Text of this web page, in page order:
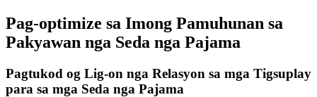
Pag-optimize sa Imong Pamuhunan sa
Pakyawan nga Seda nga Pajama
Pagtukod og Lig-on nga Relasyon sa mga Tigsuplay
para sa mga Seda nga Pajama